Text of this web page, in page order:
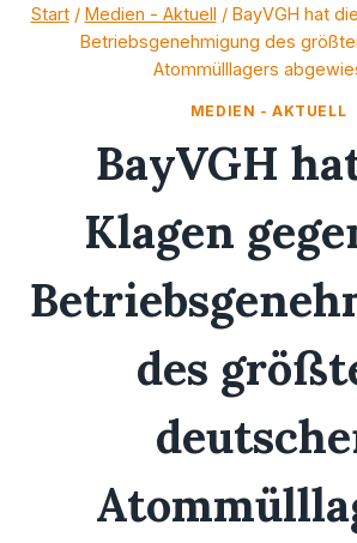
ZumStart / Medien - Aktuell / BayVGH hat
Betriebsgenehmigung des
Atommülllagers
MEDIEN - AKTUELL
BayVGH
Klagen
des